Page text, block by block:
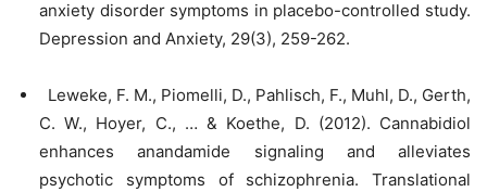
anxiety disorder symptoms in placebo-controlled study.
Depression and Anxiety, 29(3), 259-262.
Leweke, F. M., Piomelli, D., Pahlisch, F., Muhl, D., Gerth,
C. W., Hoyer, C., … & Koethe, D. (2012). Cannabidiol
enhances anandamide signaling and alleviates
psychotic symptoms of schizophrenia. Translational